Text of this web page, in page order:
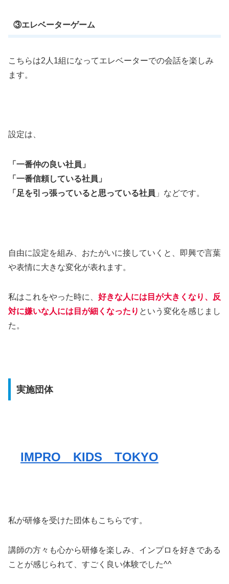
③エレベーターゲーム
こちらは2人1組になってエレベーターでの会話を楽しみ
ます。
設定は、
「一番仲の良い社員」
「一番信頼している社員」
「足を引っ張っていると思っている社員 」などです。
自由に設定を組み、おたがいに接していくと、即興で言葉
や表情に大きな変化が表れます。
私はこれをやった時に、 好きな人には目が大きくなり、反
対に嫌いな人には目が細くなったり という変化を感じまし
た。
実施団体
IMPRO KIDS TOKYO
私が研修を受けた団体もこちらです。
講師の方々も心から研修を楽しみ、インプロを好きである
ことが感じられて、すごく良い体験でした^^